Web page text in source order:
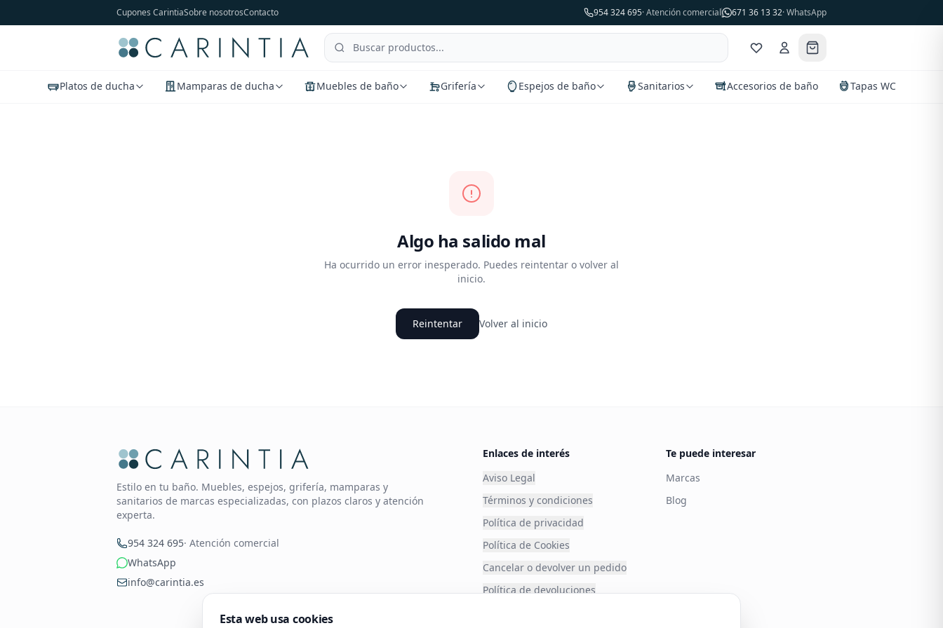
Cupones CarintiaSobre nosotrosContacto 954 324 695· Atención comercial 671 36 13 32· WhatsApp
Platos de ducha Mamparas de ducha Muebles de baño Grifería Espejos de baño Sanitarios Accesorios de baño Tapas WC
Algo ha salido mal
Ha ocurrido un error inesperado. Puedes reintentar o volver al
inicio.
Reintentar Volver al inicio
Estilo en tu baño. Muebles, espejos, grifería, mamparas y
sanitarios de marcas especializadas, con plazos claros y atención
experta.
954 324 695· Atención comercial
WhatsApp
info@carintia.es
Enlaces de interés
Aviso Legal
Términos y condiciones
Política de privacidad
Política de Cookies
Cancelar o devolver un pedido
Política de devoluciones
Te puede interesar
Marcas
Blog
Esta web usa cookies